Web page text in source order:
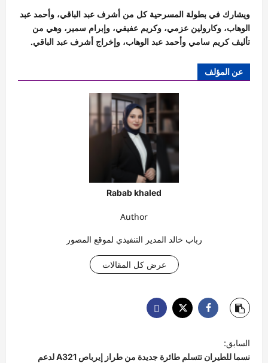
ويشارك في بطولة المسرحية كل من أشرف عبد الباقي، وأحمد عبد
الوهاب، وكارولين عزمي، وكريم عفيفي، وإبرام سمير، وهي من
تأليف كريم سامي وأحمد عبد الوهاب، وإخراج أشرف عبد الباقي.
عن المؤلف
Rabab khaled
Author
رباب خالد المدير التنفيذي لموقع المصور
عرض كل المقالات
ت
ص
السابق:
نسما للطيران تتسلم طائرة جديدة من طراز إيرباص A321 لدعم